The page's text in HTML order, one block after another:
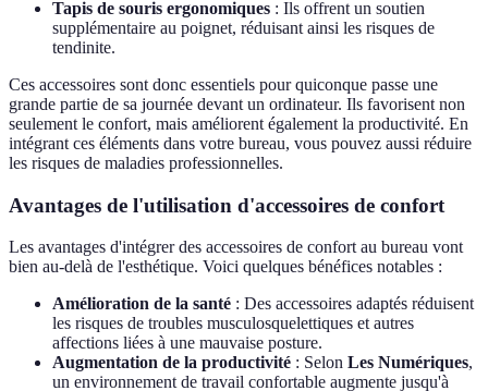
Tapis de souris ergonomiques : Ils offrent un soutien
supplémentaire au poignet, réduisant ainsi les risques de
tendinite.
Ces accessoires sont donc essentiels pour quiconque passe une
grande partie de sa journée devant un ordinateur. Ils favorisent non
seulement le confort, mais améliorent également la productivité. En
intégrant ces éléments dans votre bureau, vous pouvez aussi réduire
les risques de maladies professionnelles.
Avantages de l'utilisation d'accessoires de confort
Les avantages d'intégrer des accessoires de confort au bureau vont
bien au-delà de l'esthétique. Voici quelques bénéfices notables :
Amélioration de la santé : Des accessoires adaptés réduisent
les risques de troubles musculosquelettiques et autres
affections liées à une mauvaise posture.
Augmentation de la productivité : Selon Les Numériques,
un environnement de travail confortable augmente jusqu'à